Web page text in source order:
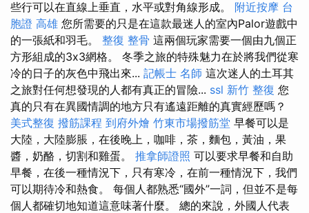
些行可以在直線上垂直，水平或對角線形成。 附近按摩 台
胞證 高雄 您所需要的只是在這款最迷人的室內Palor遊戲中
的一張紙和羽毛。 整復 整骨 這兩個玩家需要一個由九個正
方形組成的3x3網格。 冬季之旅的特殊魅力在於將我們從寒
冷的日子的灰色中飛出來... 記帳士 名師 這次迷人的土耳其
之旅對任何想發現的人都有真正的冒險... ssl 新竹 整復 您
真的只有在異國情調的地方只有遙遠距離的真實經歷嗎？
美式整復 撥筋課程 到府外燴 竹東市場撥筋堂 早餐可以是
大陸，大陸膨脹，在後晚上，咖啡，茶，麵包，黃油，果
醬，奶酪，切割和雞蛋。 推拿師證照 可以要求早餐和自助
早餐，在後一種情況下，只有寒冷，在前一種情況下，我們
可以期待冷和熱食。 每個人都熟悉“國外”一詞，但並不是每
個人都確切地知道這意味著什麼。 總的來說，外國人代表